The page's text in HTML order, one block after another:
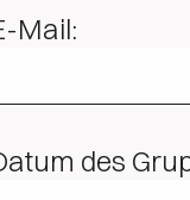
Mail:
des